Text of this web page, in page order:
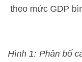
Hình 1: Phân bố